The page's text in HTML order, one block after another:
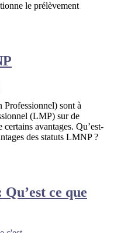
le prélèvement
sont à
(LMP) sur de
avantages. Qu’est-
des statuts LMNP ?
ce que